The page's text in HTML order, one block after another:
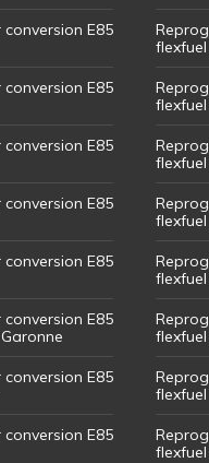
E85
E85
E85
E85
E85
E85
E85
E85